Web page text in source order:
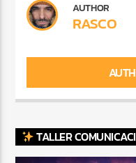
AUTHOR
RASCO
TALLER